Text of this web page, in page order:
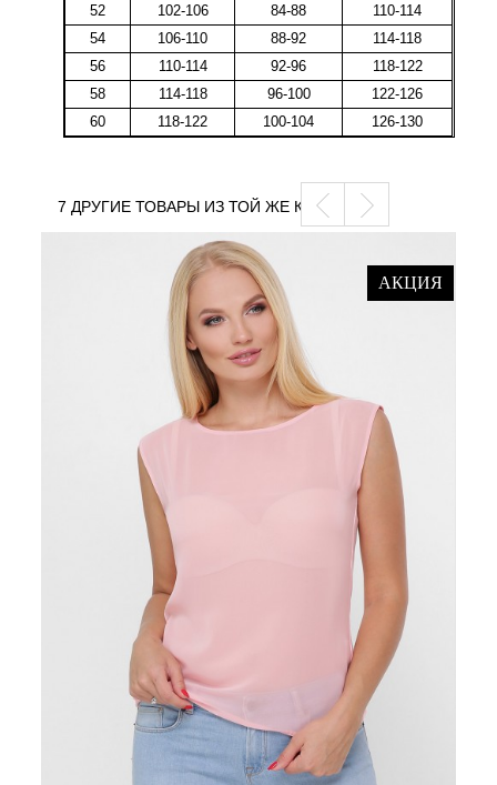
52
102-106 84-88
110-114
54
106-110 88-92
114-118
56
110-114 92-96
118-122
58
114-118 96-100
122-126
60
118-122 100-104 126-130
7 ДРУГИЕ ТОВАРЫ ИЗ ТОЙ ЖЕ КАТЕГОРИИ
АКЦИЯ